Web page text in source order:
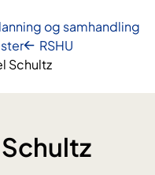
og samhandling
RSHU
Schultz